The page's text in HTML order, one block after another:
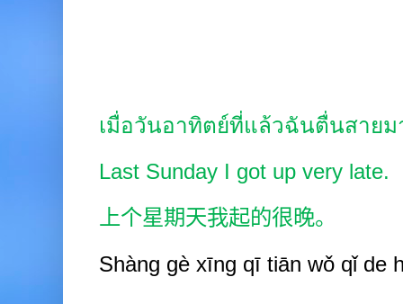
เมื่อวันอาทิตย์ที่แล้วฉันตื่นสายม
Last Sunday I got up very late.
上个星期天我起的很晚。
Shàng gè xīng qī tiān wǒ qǐ de